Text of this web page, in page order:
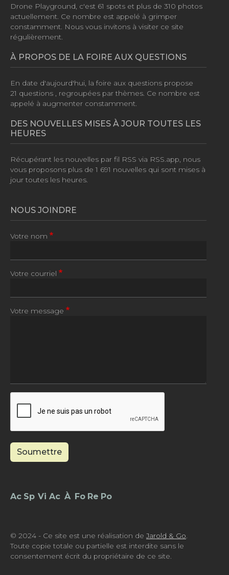
Drone Playground, c'est 61 spots et plus de 310 photos
actuellement. Ce nombre est appelé à grimper
constamment. Nous vous invitons à visiter ce site
régulièrement.
À PROPOS DE LA FOIRE AUX QUESTIONS
En date d'aujourd'hui, la foire aux questions propose
21 questions , regroupées par thèmes. Ce nombre est
appelé à augmenter constamment.
DES NOUVELLES MISES À JOUR TOUTES LES
HEURES
Récupérant les nouvelles par fil RSS via RSS.app, nous
vous proposons plus de 1 691 nouvelles qui sont mises à
jour toutes les heures.
NOUS JOINDRE
Votre nom
Votre courriel
Votre message
Soumettre
Footer - Menu
© 2024 - Ce site est une réalisation de Jarold & Go
Toute copie totale ou partielle est interdite sans le
consentement écrit du propriétaire de ce site.